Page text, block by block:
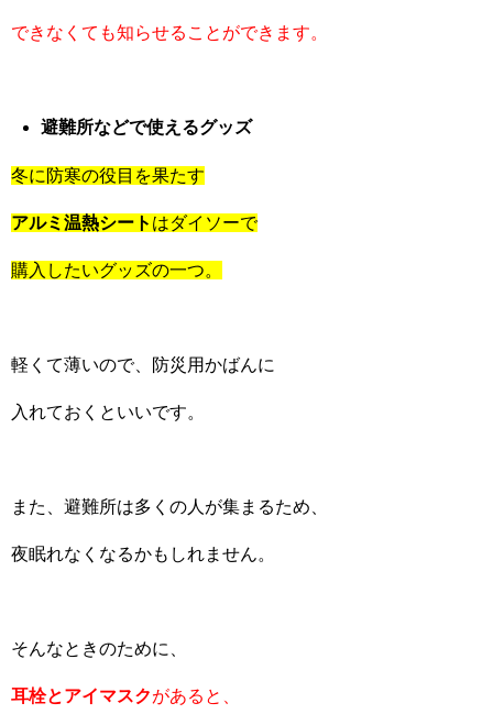
できなくても知らせることができます。
避難所などで使えるグッズ
冬に防寒の役目を果たす
アルミ温熱シート はダイソーで
購入したいグッズの一つ。
軽くて薄いので、防災用かばんに
入れておくといいです。
また、避難所は多くの人が集まるため、
夜眠れなくなるかもしれません。
そんなときのために、
耳栓とアイマスクがあると、